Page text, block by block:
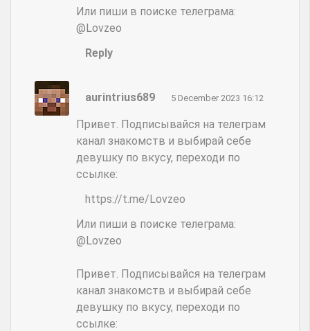
Или пиши в поиске телеграма:
@Lovzeo
Reply
aurintrius689 5 December 2023 16:12
Привет. Подписывайся на телеграм
канал знакомств и выбирай себе
девушку по вкусу, переходи по
ссылке:
https://t.me/Lovzeo
Или пиши в поиске телеграма:
@Lovzeo
Привет. Подписывайся на телеграм
канал знакомств и выбирай себе
девушку по вкусу, переходи по
ссылке: